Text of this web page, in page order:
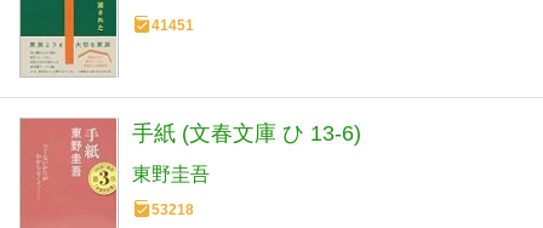
41451
手紙 (文春文庫 ひ 13-6)
東野圭吾
53218